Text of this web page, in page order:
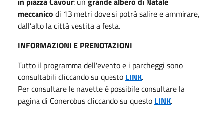
meccanico di 13 metri dove si potrà salire e ammirare,
dall’alto la città vestita a festa.
INFORMAZIONI E PRENOTAZIONI
Tutto il programma dell'evento e i parcheggi sono
consultabili cliccando su questo LINK.
Per consultare le navette è possibile consultare la
pagina di Conerobus cliccando su questo LINK.